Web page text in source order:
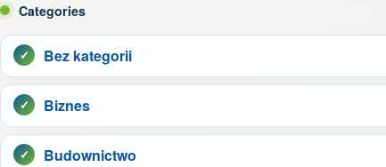
Categories
Bez kategorii
Biznes
Budownictwo